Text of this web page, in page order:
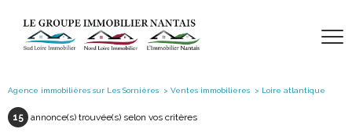
Agence immobilières sur Les Sornières Ventes immobilieres Loire atlantique
15 annonce(s) trouvée(s) selon vos critères